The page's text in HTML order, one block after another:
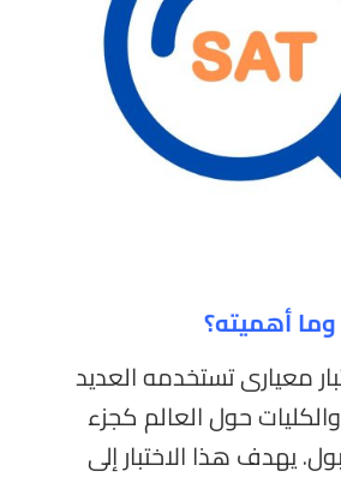
أهميته؟
معيارى تستخدمه العديد
حول العالم كجزء
يهدف هذا الاختبار إلى